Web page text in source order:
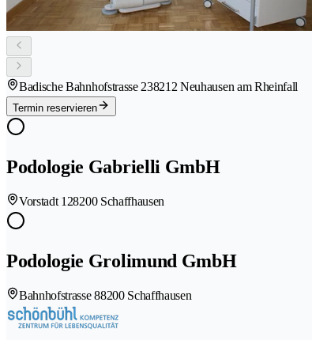
Badische Bahnhofstrasse 238212 Neuhausen am Rheinfall
Termin reservieren
Podologie Gabrielli GmbH
Vorstadt 128200 Schaffhausen
Podologie Grolimund GmbH
Bahnhofstrasse 88200 Schaffhausen